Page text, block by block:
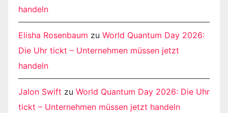
handeln
Elisha Rosenbaum zu World Quantum Day 2026:
Die Uhr tickt – Unternehmen müssen jetzt
handeln
Jalon Swift zu World Quantum Day 2026: Die Uhr
tickt – Unternehmen müssen jetzt handeln